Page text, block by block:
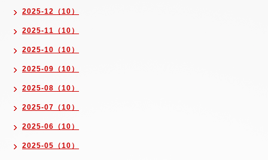
2025-12（10）
2025-11（10）
2025-10（10）
2025-09（10）
2025-08（10）
2025-07（10）
2025-06（10）
2025-05（10）